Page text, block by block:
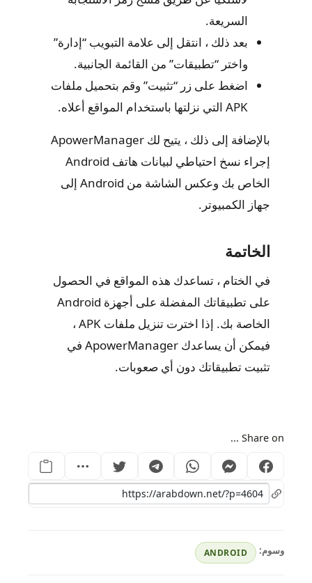
السريعة.
بعد ذلك ، انتقل إلى علامة التبويب “إدارة”
واختر “تطبيقات” من القائمة الجانبية.
اضغط على زر “تثبيت” وقم بتحميل ملفات
APK التي نزلتها باستخدام المواقع أعلاه.
بالإضافة إلى ذلك ، يتيح لك ApowerManager
إجراء نسخ احتياطي لبيانات هاتف Android
الخاص بك وعكس الشاشة من Android إلى
جهاز الكمبيوتر.
الخاتمة
في الختام ، تساعدك هذه المواقع في الحصول
على تطبيقاتك المفضلة على أجهزة Android
الخاصة بك. إذا اخترت تنزيل ملفات APK ،
فيمكن أن يساعدك ApowerManager في
تثبيت تطبيقاتك دون أي صعوبات.
Share on ...
وسوم: ANDROID